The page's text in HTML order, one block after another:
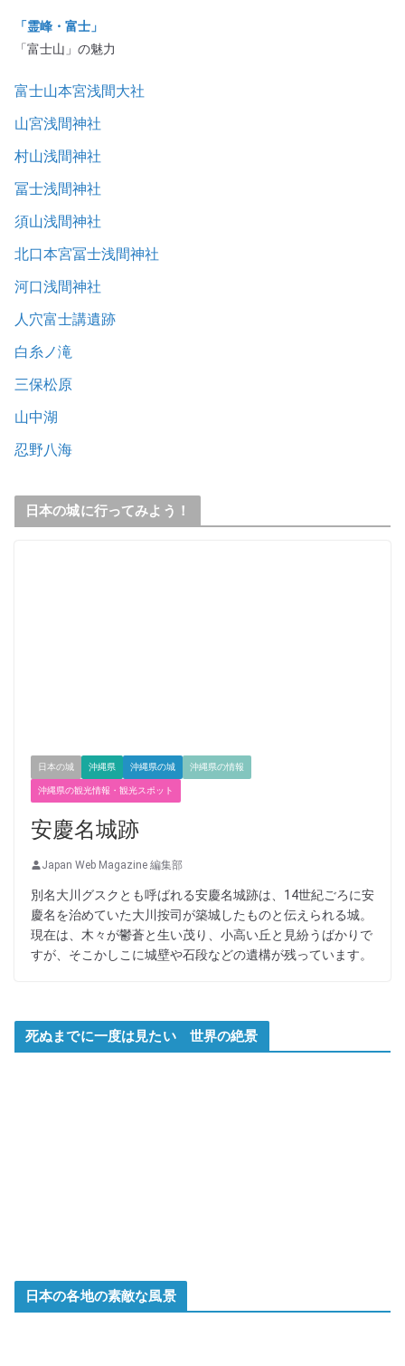
「霊峰・富士」
「富士山」の魅力
富士山本宮浅間大社
山宮浅間神社
村山浅間神社
冨士浅間神社
須山浅間神社
北口本宮冨士浅間神社
河口浅間神社
人穴富士講遺跡
白糸ノ滝
三保松原
山中湖
忍野八海
日本の城に行ってみよう！
日本の城 沖縄県 沖縄県の城 沖縄県の情報
沖縄県の観光情報・観光スポット
安慶名城跡
Japan Web Magazine 編集部
別名大川グスクとも呼ばれる安慶名城跡は、14世紀ごろに安
慶名を治めていた大川按司が築城したものと伝えられる城。
現在は、木々が鬱蒼と生い茂り、小高い丘と見紛うばかりで
すが、そこかしこに城壁や石段などの遺構が残っています。
死ぬまでに一度は見たい 世界の絶景
日本の各地の素敵な風景